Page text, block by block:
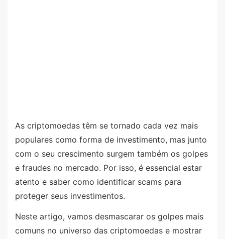
As criptomoedas têm se tornado cada vez mais
populares como forma de investimento, mas junto
com o seu crescimento surgem também os golpes
e fraudes no mercado. Por isso, é essencial estar
atento e saber como identificar scams para
proteger seus investimentos.
Neste artigo, vamos desmascarar os golpes mais
comuns no universo das criptomoedas e mostrar